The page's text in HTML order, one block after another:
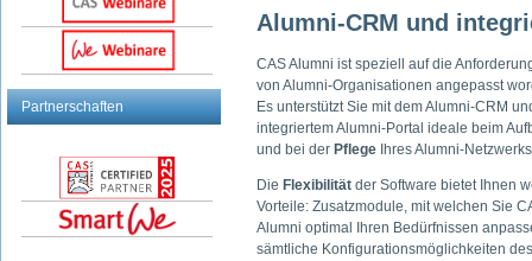
Partnerschaften
Alumni-CRM und
CAS Alumni ist speziell auf die
von Alumni-Organisationen angepasst
Es unterstützt Sie mit dem Alumni-CRM
integriertem Alumni-Portal ideale beim
und bei der Pflege Ihres Alumni-
Die Flexibilität der Software bietet Ihnen
Vorteile: Zusatzmodule, mit welchen Sie
Alumni optimal Ihren Bedürfnissen
sämtliche Konfigurationsmöglichkeiten des